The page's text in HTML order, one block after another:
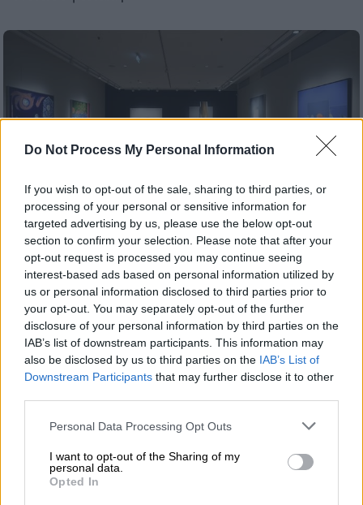
Do Not Process My Personal Information
If you wish to opt-out of the sale, sharing to third parties, or
processing of your personal or sensitive information for
targeted advertising by us, please use the below opt-out
section to confirm your selection. Please note that after your
opt-out request is processed you may continue seeing
interest-based ads based on personal information utilized by
us or personal information disclosed to third parties prior to
your opt-out. You may separately opt-out of the further
disclosure of your personal information by third parties on the
IAB’s list of downstream participants. This information may
also be disclosed by us to third parties on the IAB’s List of
Downstream Participants that may further disclose it to other
Please note that this website/app uses one or more Google
not limited to your visit or usage behaviour. You may click to
grant or deny consent to Google and its third-party tags to
use your data for below specified purposes in below Google
Personal Data Processing Opt Outs
I want to opt-out of the Sharing of my
personal data.
Opted In
Πολιτισμός|23.09.2019 20:22
Το νέο Μουσείο Γουλανδρή ανοίγει τις
πύλες του
Το επιβλητικό κτήριο της οδού
Ερατοσθένους 13, που θα ανοίξει για το
κοινό στις 2 Οκτωβρίου, στεγάζει τη
συλλογή έργων τέχνης του Ιδρύματος
Βασίλη & Ελίζας Γουλανδρή, ενώ μελλοντικά
Ελλήνων και ξένων καλλιτεχνών.